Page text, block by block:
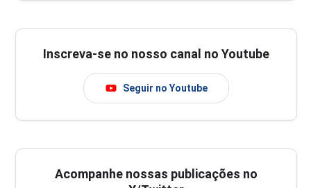
Inscreva-se no nosso canal no Youtube
Seguir no Youtube
Acompanhe nossas publicações no